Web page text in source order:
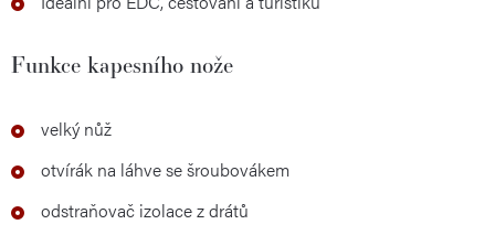
Funkce kapesního nože
velký nůž
otvírák na láhve se šroubovákem
odstraňovač izolace z drátů